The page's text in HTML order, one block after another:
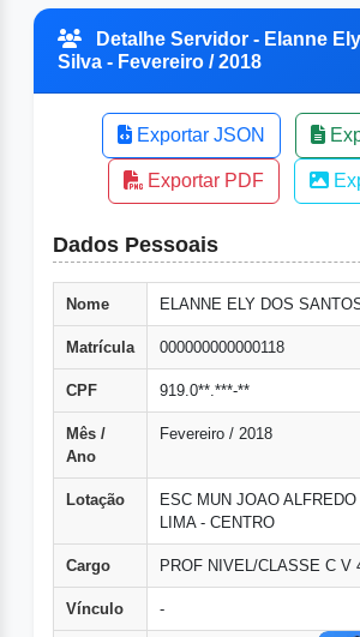
Detalhe Servidor - Elanne
Silva - Fevereiro / 2018
Exportar JSON
Exportar PDF
Dados Pessoais
Nome ELANNE ELY DOS
Matrícula 000000000000118
CPF 919.0**.***-**
Mês /
Ano
Fevereiro / 2018
Lotação
ESC MUN JOAO
LIMA - CENTRO
Cargo PROF NIVEL/CLASSE C V
Vínculo -